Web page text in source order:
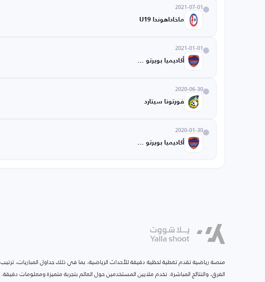
2021-07-01
ماخاداهوندا U19
2021-01-01
أكاديميا بويرتو U20
2020-06-30
فورتونا سيتارد
2020-01-30
أكاديميا بويرتو U20
منصة رياضية تقدم تغطية لحظية دقيقة للأحداث الرياضية، بما في ذلك جداول المباريات، ترتيب
الفرق، والنتائج المباشرة. نخدم ملايين المستخدمين حول العالم بتجربة متميزة ومعلومات دقيقة.